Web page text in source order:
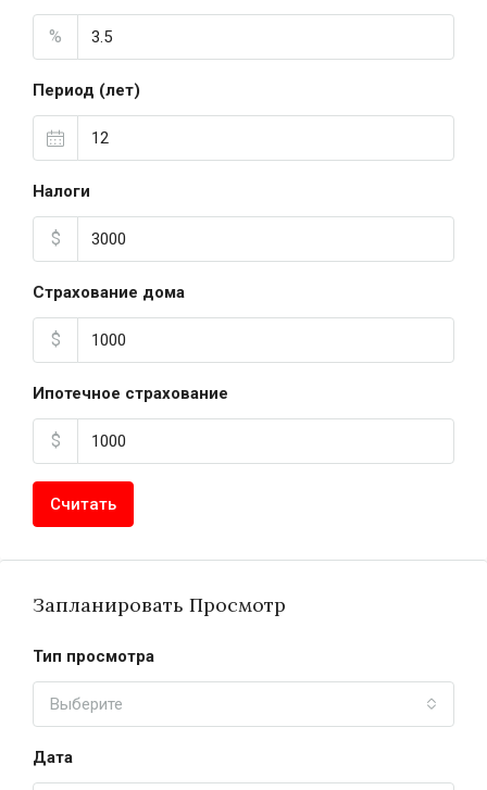
%
Период (лет)
Налоги
$
Страхование дома
$
Ипотечное страхование
$
Считать
Запланировать Просмотр
Тип просмотра
Выберите
Дата